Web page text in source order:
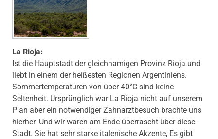
La Rioja:
Ist die Hauptstadt der gleichnamigen Provinz Rioja und
liebt in einem der heißesten Regionen Argentiniens.
Sommertemperaturen von über 40°C sind keine
Seltenheit. Ursprünglich war La Rioja nicht auf unserem
Plan aber ein notwendiger Zahnarztbesuch brachte uns
hierher. Und wir waren am Ende überrascht über diese
Stadt. Sie hat sehr starke italenische Akzente, Es gibt